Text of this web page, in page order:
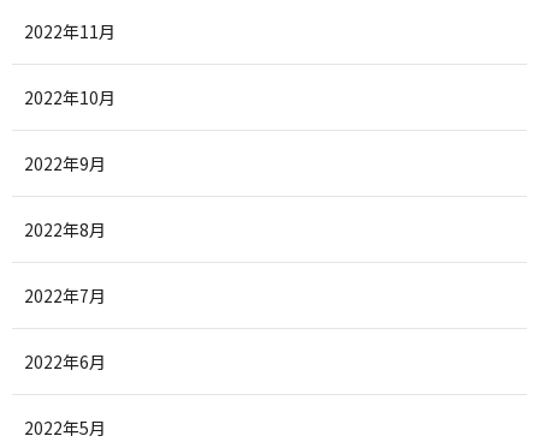
2022年11月
2022年10月
2022年9月
2022年8月
2022年7月
2022年6月
2022年5月